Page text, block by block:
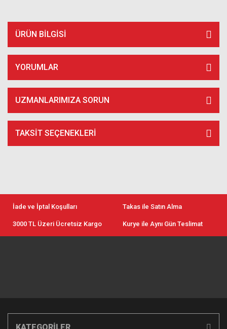
ÜRÜN BILGISI
YORUMLAR
UZMANLARIMIZA SORUN
TAKSIT SEÇENEKLERI
İade ve İptal Koşulları Takas ile Satın Alma
3000 TL Üzeri Ücretsiz Kargo Kurye ile Aynı Gün Teslimat